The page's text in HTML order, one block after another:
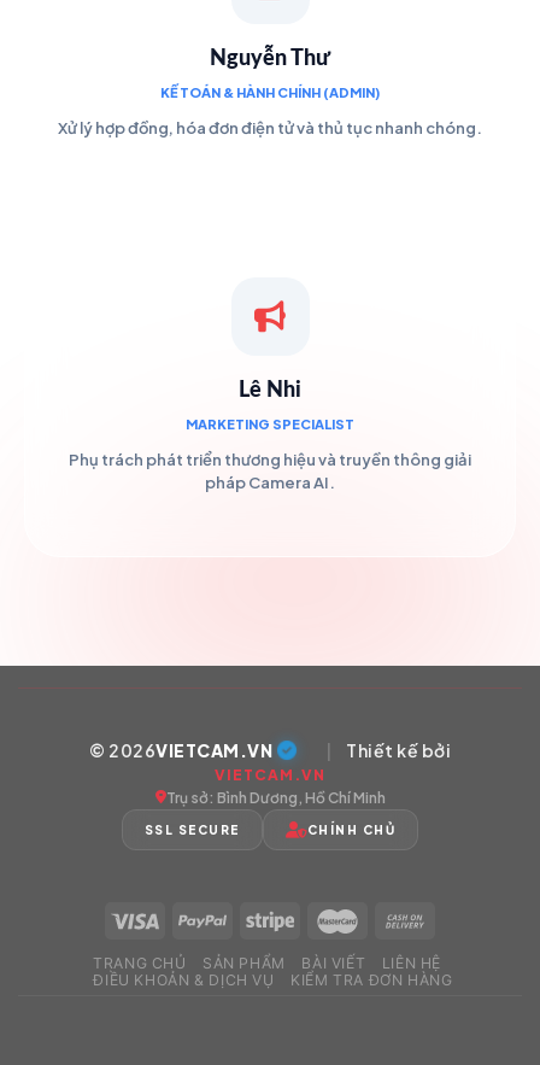
Nguyễn Thư
KẾ TOÁN & HÀNH CHÍNH (ADMIN)
Xử lý hợp đồng, hóa đơn điện tử và thủ tục nhanh chóng.
Lê Nhi
MARKETING SPECIALIST
Phụ trách phát triển thương hiệu và truyền thông giải
pháp Camera AI.
© 2026VIETCAM.VN | Thiết kế bởi
VIETCAM.VN
Trụ sở: Bình Dương, Hồ Chí Minh
SSL SECURE CHÍNH CHỦ
TRANG CHỦ SẢN PHẨM BÀI VIẾT
LIÊN HỆ
ĐIỀU KHOẢN & DỊCH VỤ
KIỂM TRA ĐƠN HÀNG